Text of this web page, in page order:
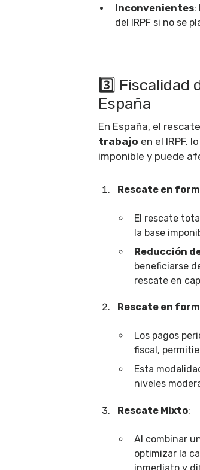
Inconvenientes:
del IRPF si no se
3️⃣ Fiscalidad
España
En España, el
trabajo en el IRPF,
imponible y puede
Rescate en
El rescate
la base
Reducción
beneficiarse
rescate en
Rescate en
Los pagos
fiscal,
Esta
niveles
Rescate Mixto:
Al combinar
optimizar la